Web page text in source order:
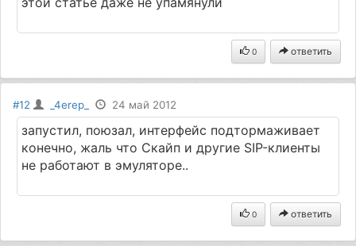
0 ответить
#12 _4erep_ 24 май 2012
запустил, поюзал, интерфейс подтормаживает
конечно, жаль что Скайп и другие SIP-клиенты
не работают в эмуляторе..
0 ответить